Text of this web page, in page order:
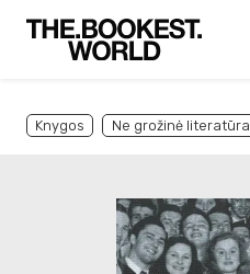
Knygos Ne grožinė literatūra